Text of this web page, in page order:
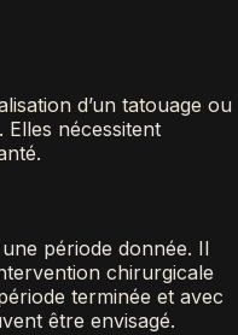
d’un tatouage ou
Elles nécessitent
période donnée. Il
chirurgicale
terminée et avec
être envisagé.